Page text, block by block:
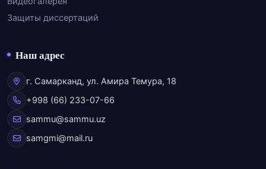
Защиты диссертаций
Наш адрес
г. Самарканд, ул. Амира Темура, 18
+998 (66) 233-07-66
sammu@sammu.uz
samgmi@mail.ru